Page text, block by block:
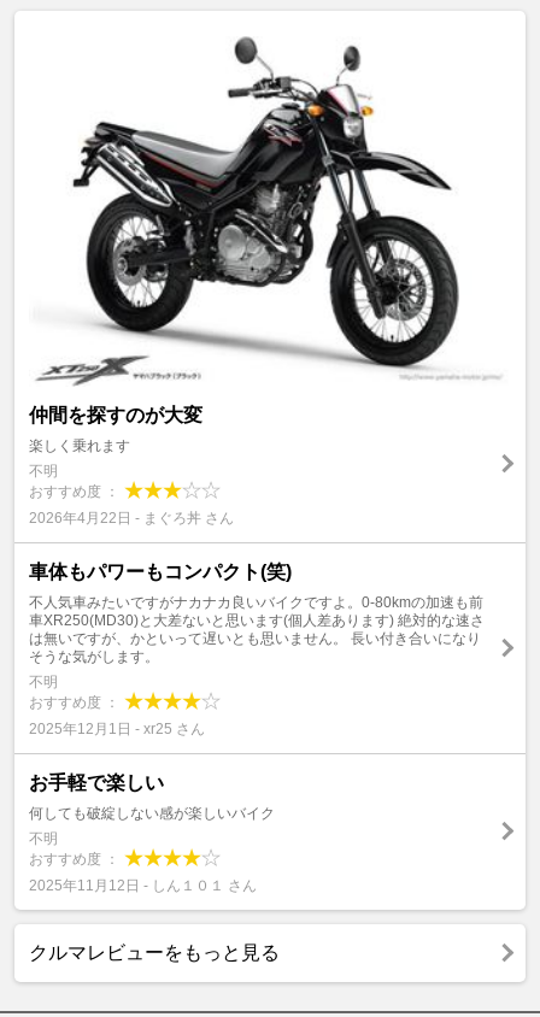
仲間を探すのが大変
楽しく乗れます
不明
おすすめ度 ：
2026年4月22日 - まぐろ丼 さん
車体もパワーもコンパクト(笑)
不人気車みたいですがナカナカ良いバイクですよ。0-80kmの加速も前
車XR250(MD30)と大差ないと思います(個人差あります) 絶対的な速さ
は無いですが、かといって遅いとも思いません。 長い付き合いになり
そうな気がします。
不明
おすすめ度 ：
2025年12月1日 - xr25 さん
お手軽で楽しい
何しても破綻しない感が楽しいバイク
不明
おすすめ度 ：
2025年11月12日 - しん１０１ さん
クルマレビューをもっと見る